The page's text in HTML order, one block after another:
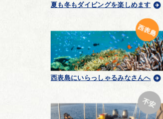
夏も冬もダイビングを楽しめます
西表島にいらっしゃるみなさんへ